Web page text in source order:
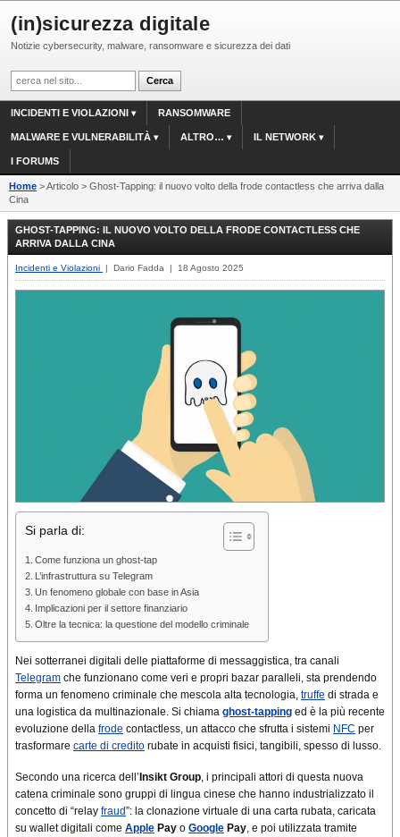
(in)sicurezza digitale
Notizie cybersecurity, malware, ransomware e sicurezza dei dati
INCIDENTI E VIOLAZIONI RANSOMWARE
MALWARE E VULNERABILITÀ ALTRO… IL NETWORK
I FORUMS
Home > Articolo > Ghost-Tapping: il nuovo volto della frode contactless che arriva dalla
Cina
GHOST-TAPPING: IL NUOVO VOLTO DELLA FRODE CONTACTLESS CHE
ARRIVA DALLA CINA
Incidenti e Violazioni | Dario Fadda | 18 Agosto 2025
Si parla di:
Come funziona un ghost-tap
L’infrastruttura su Telegram
Un fenomeno globale con base in Asia
Implicazioni per il settore finanziario
Oltre la tecnica: la questione del modello criminale
Nei sotterranei digitali delle piattaforme di messaggistica, tra canali
Telegram che funzionano come veri e propri bazar paralleli, sta prendendo
forma un fenomeno criminale che mescola alta tecnologia, truffe di strada e
una logistica da multinazionale. Si chiama ghost-tapping ed è la più recente
evoluzione della frode contactless, un attacco che sfrutta i sistemi NFC per
trasformare carte di credito rubate in acquisti fisici, tangibili, spesso di lusso.
Secondo una ricerca dell’ Insikt Group, i principali attori di questa nuova
catena criminale sono gruppi di lingua cinese che hanno industrializzato il
concetto di “relay fraud”: la clonazione virtuale di una carta rubata, caricata
su wallet digitali come Apple Pay o Google Pay, e poi utilizzata tramite